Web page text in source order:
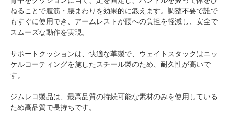
ねることで腹筋・腰まわりを効果的に鍛えます。調整不要で誰で
もすぐに使用でき、アームレストが腰への負担を軽減し、安全で
スムーズな動作を実現。
サポートクッションは、快適な革製で、ウェイトスタックはニッ
ケルコーティングを施したスチール製のため、耐久性が高いで
す。
ジムレコ製品は、最高品質の持続可能な素材のみを使用している
ため高品質で長持ちです。